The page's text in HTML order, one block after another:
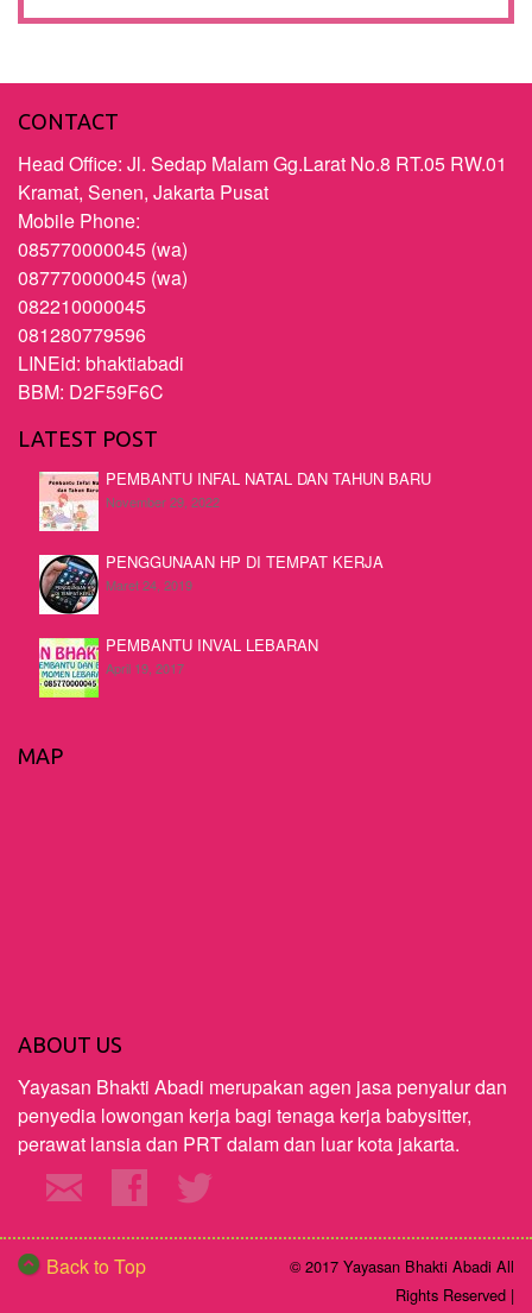
CONTACT
Head Office: Jl. Sedap Malam Gg.Larat No.8 RT.05 RW.01
Kramat, Senen, Jakarta Pusat
Mobile Phone:
085770000045 (wa)
087770000045 (wa)
082210000045
081280779596
LINEid: bhaktiabadi
BBM: D2F59F6C
LATEST POST
PEMBANTU INFAL NATAL DAN TAHUN BARU
November 29, 2022
PENGGUNAAN HP DI TEMPAT KERJA
Maret 24, 2019
PEMBANTU INVAL LEBARAN
April 19, 2017
MAP
ABOUT US
Yayasan Bhakti Abadi merupakan agen jasa penyalur dan
penyedia lowongan kerja bagi tenaga kerja babysitter,
perawat lansia dan PRT dalam dan luar kota jakarta.
Back to Top
© 2017 Yayasan Bhakti Abadi All
Rights Reserved |